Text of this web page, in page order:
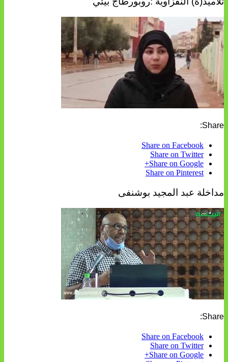
Share:
Share on Facebook
Share on Twitter
Share on Google+
Share on Pinterest
مداخلة عبد المجيد بوشنفى
Share:
Share on Facebook
Share on Twitter
Share on Google+